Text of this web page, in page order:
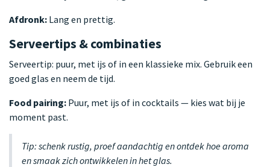
Afdronk: Lang en prettig.
Serveertips & combinaties
Serveertip: puur, met ijs of in een klassieke mix. Gebruik een
goed glas en neem de tijd.
Food pairing: Puur, met ijs of in cocktails — kies wat bij je
moment past.
Tip: schenk rustig, proef aandachtig en ontdek hoe aroma
en smaak zich ontwikkelen in het glas.